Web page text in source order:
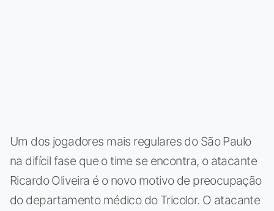
Um dos jogadores mais regulares do São Paulo
na difícil fase que o time se encontra, o atacante
Ricardo Oliveira é o novo motivo de preocupação
do departamento médico do Tricolor. O atacante